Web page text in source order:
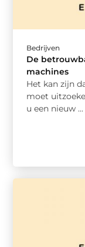
Bedrijven
De
machines
Het kan zijn
moet
u een nieuw ...